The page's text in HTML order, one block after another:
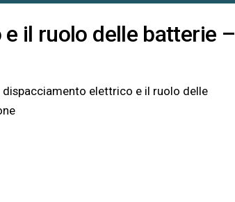
il ruolo delle batterie –